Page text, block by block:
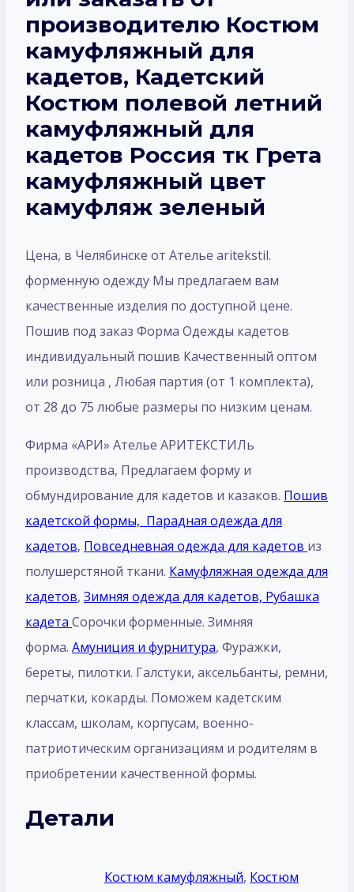
производителю Костюм
камуфляжный для
кадетов, Кадетский
Костюм полевой летний
камуфляжный для
кадетов Россия тк Грета
камуфляжный цвет
камуфляж зеленый
Цена, в Челябинске от Ателье aritekstil.
форменную одежду Мы предлагаем вам
качественные изделия по доступной цене.
Пошив под заказ Форма Одежды кадетов
индивидуальный пошив Качественный оптом
или розница , Любая партия (от 1 комплекта),
от 28 до 75 любые размеры по низким ценам.
Фирма «АРИ» Ателье АРИТЕКСТИЛь
производства, Предлагаем форму и
обмундирование для кадетов и казаков. Пошив
кадетской формы, Парадная одежда для
кадетов, Повседневная одежда для кадетов из
полушерстяной ткани. Камуфляжная одежда для
кадетов, Зимняя одежда для кадетов, Рубашка
кадета Сорочки форменные. Зимняя
форма. Амуниция и фурнитура, Фуражки,
береты, пилотки. Галстуки, аксельбанты, ремни,
перчатки, кокарды. Поможем кадетским
классам, школам, корпусам, военно-
патриотическим организациям и родителям в
приобретении качественной формы.
Детали
Костюм камуфляжный, Костюм